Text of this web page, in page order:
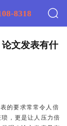
8318
文发表有什
的要求常常令人倍
，更是让人压力倍